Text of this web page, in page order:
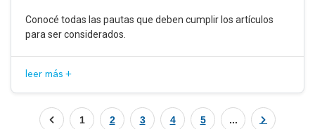
Conocé todas las pautas que deben cumplir los artículos
para ser considerados.
leer más +
1 2 3 4 5 ...